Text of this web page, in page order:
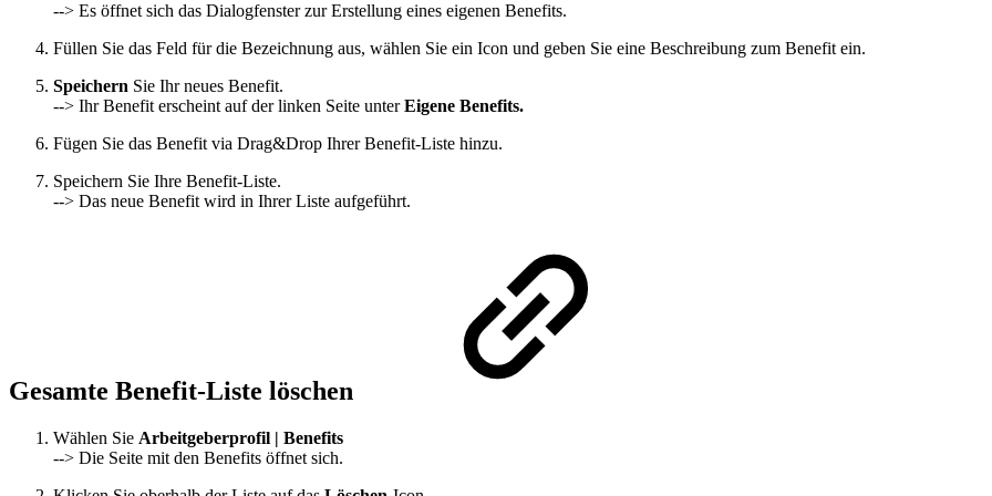
--> Es öffnet sich das Dialogfenster zur Erstellung eines eigenen Benefits.
Füllen Sie das Feld für die Bezeichnung aus, wählen Sie ein Icon und geben Sie eine Beschreibung zum Benefit ein.
Speichern Sie Ihr neues Benefit.
--> Ihr Benefit erscheint auf der linken Seite unterEigene Benefits.
Fügen Sie das Benefit via Drag&Drop Ihrer Benefit-Liste hinzu.
Speichern Sie Ihre Benefit-Liste.
--> Das neue Benefit wird in Ihrer Liste aufgeführt.
Gesamte Benefit-Liste löschen
Wählen Sie Arbeitgeberprofil | Benefits
--> Die Seite mit den Benefits öffnet sich.